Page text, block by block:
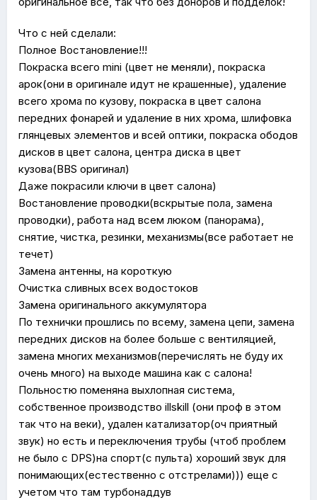
Что с ней сделали:
Полное Востановление!!!
Покраска всего mini (цвет не меняли), покраска
арок(они в оригинале идут не крашенные), удаление
всего хрома по кузову, покраска в цвет салона
передних фонарей и удаление в них хрома, шлифовка
глянцевых элементов и всей оптики, покраска ободов
дисков в цвет салона, центра диска в цвет
кузова(BBS оригинал)
Даже покрасили ключи в цвет салона)
Востановление проводки(вскрытые пола, замена
проводки), работа над всем люком (панорама),
снятие, чистка, резинки, механизмы(все работает не
течет)
Замена антенны, на короткую
Очистка сливных всех водостоков
Замена оригинального аккумулятора
По технички прошлись по всему, замена цепи, замена
передних дисков на более больше с вентиляцией,
замена многих механизмов(перечислять не буду их
очень много) на выходе машина как с салона!
Польностю поменяна выхлопная система,
собственное производство illskill (они проф в этом
так что на веки), удален катализатор(оч приятный
звук) но есть и переключения трубы (чтоб проблем
не было с DPS)на спорт(с пульта) хороший звук для
понимающих(естественно с отстрелами))) еще с
учетом что там турбонаддув